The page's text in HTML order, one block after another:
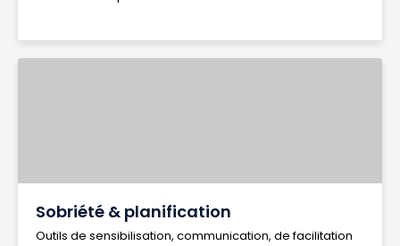
Sobriété & planification
Outils de sensibilisation, communication, de facilitation